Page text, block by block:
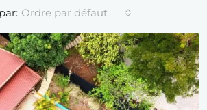
Ordre par défaut